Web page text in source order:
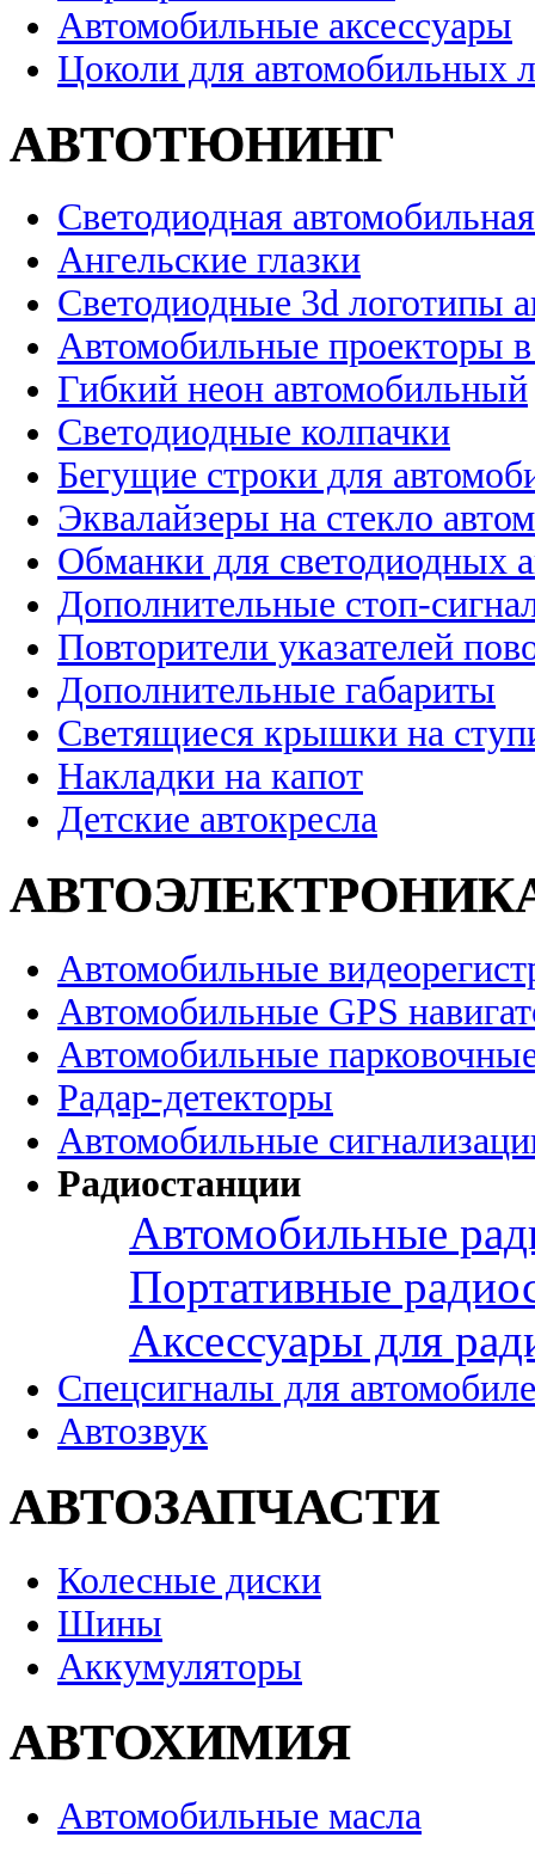
Автомобильные аксессуары
Цоколи для автомобильных
АВТОТЮНИНГ
Светодиодная
Ангельские глазки
Светодиодные 3d логотипы
Автомобильные проекторы
Гибкий неон автомобильный
Светодиодные колпачки
Бегущие строки для
Эквалайзеры на стекло
Обманки для светодиодных
Дополнительные стоп-
Повторители указателей
Дополнительные габариты
Светящиеся крышки на
Накладки на капот
Детские автокресла
Автомобильные
Автомобильные GPS
Автомобильные
Радар-детекторы
Автомобильные
Радиостанции
Автомобильные
Портативные
Аксессуары для
Спецсигналы для
Автозвук
АВТОЗАПЧАСТИ
Колесные диски
Шины
Аккумуляторы
АВТОХИМИЯ
Автомобильные масла